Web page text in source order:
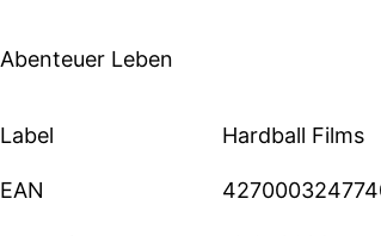
Abenteuer Leben
Label Hardball Films
EAN